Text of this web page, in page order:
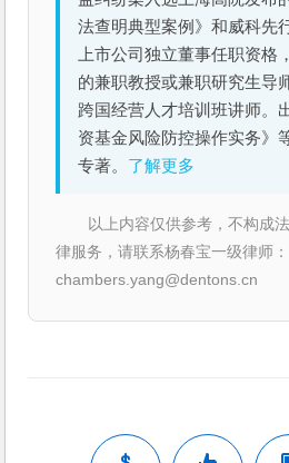
法查明典型案例》和威科先
上市公司独立董事任职资格
的兼职教授或兼职研究生导
跨国经营人才培训班讲师。
资基金风险防控操作实务》
专著。 了解更多
以上内容仅供参考，不构成
律服务，请联系杨春宝一级律师：
chambers.yang@dentons.cn